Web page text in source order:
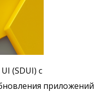
(SDUI) с
приложений